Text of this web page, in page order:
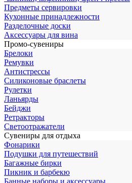
Предметы сервировки
Кухонные принадлежности
Разделочные доски
Аксессуары для вина
Промо-сувениры
Брелоки
Ремувки
Антистрессы
Силиконовые браслеты
Рулетки
Ланьярды
Бейджи
Ретракторы
Светоотражатели
Сувениры для отдыха
Фонарики
Подушки для путешествий
Багажные бирки
Пикник и барбекю
Банные наборы и аксессуары